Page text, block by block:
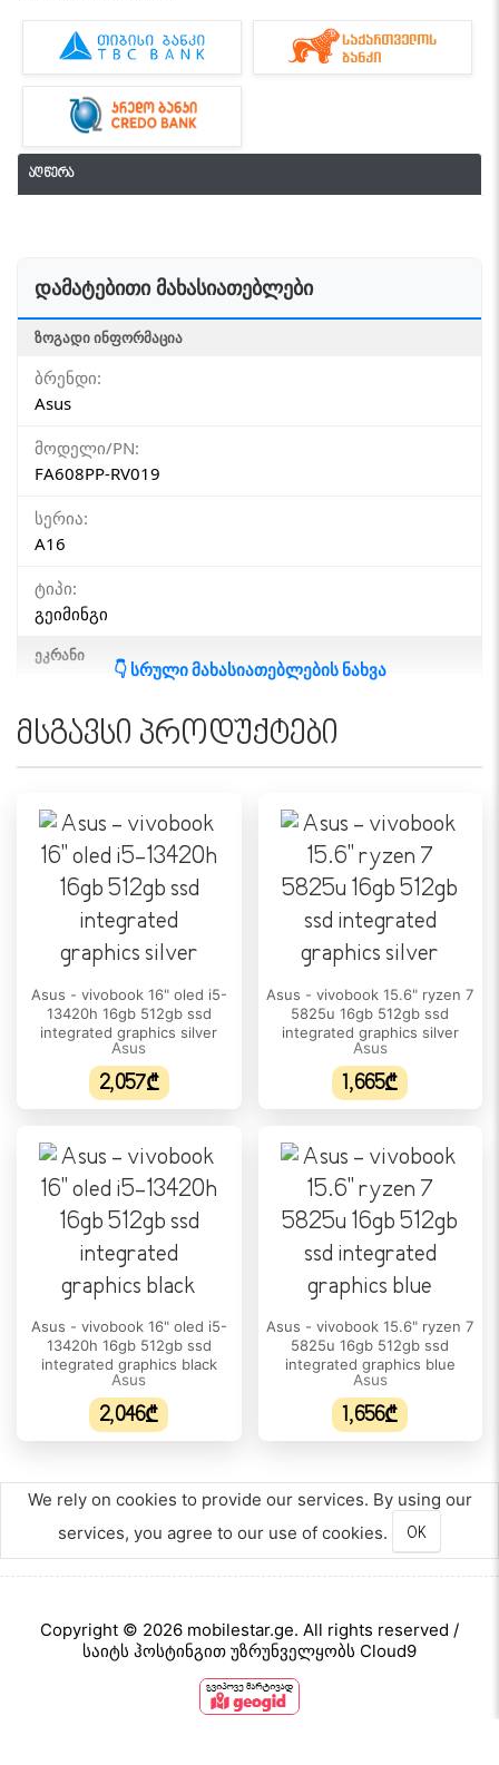
აღწერა
დამატებითი მახასიათებლები
ᲖᲝᲒᲐᲓᲘ ᲘᲜᲤᲝᲠᲛᲐᲪᲘᲐ
ბრენდი:
Asus
მოდელი/PN:
FA608PP-RV019
სერია:
A16
ტიპი:
გეიმინგი
ᲔᲙᲠᲐᲜᲘ
16"
სენსორული ეკრანი:
ეკრანის ტიპი:
IPS
გარჩევადობა:
1920×1200
165Hz
სიკაშკაშე:
300 nits
ეკრანის ფორმატი:
16:10
DCI-P3 ფერთა დიაპაზონი:
N/A
ᲞᲠᲝᲪᲔᲡᲝᲠᲘ
პროცესორის/ჩიპსეტის ტიპი:
AMD Ryzen 9
პროცესორის მოდელი:
ბირთვების რაოდენობა:
პროცესორის ნაკადი:
პროცესორის მწარმოებელი:
პროცესორის მაქსიმალური სიხშირე:
👇 სრული მახასიათებლების ნახვა
მსგავსი პროდუქტები
Asus - vivobook 16" oled i5-
13420h 16gb 512gb ssd
integrated graphics silver
Asus
2,057₾
Asus - vivobook 15.6" ryzen 7
5825u 16gb 512gb ssd
integrated graphics silver
Asus
1,665₾
Asus - vivobook 16" oled i5-
13420h 16gb 512gb ssd
integrated graphics black
Asus
2,046₾
Asus - vivobook 15.6" ryzen 7
5825u 16gb 512gb ssd
integrated graphics blue
Asus
1,656₾
We rely on cookies to provide our services. By using our
services, you agree to our use of cookies.
OK
Copyright © 2026 mobilestar.ge. All rights reserved /
საიტს ჰოსტინგით უზრუნველყობს Cloud9